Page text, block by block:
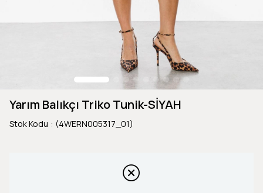
Yarım Balıkçı Triko Tunik-SİYAH
Stok Kodu (4WERN005317_01)